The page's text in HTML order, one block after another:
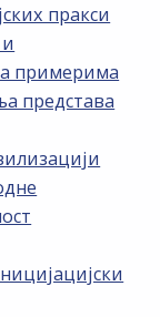
пракси
примерима
представа